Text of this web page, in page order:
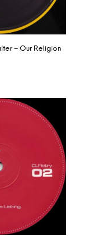
– Our Religion